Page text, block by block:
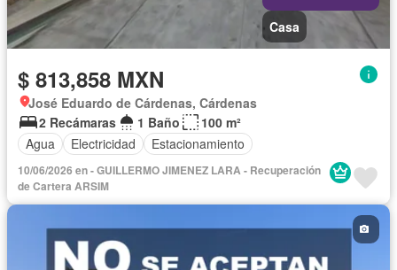
Casa
$ 813,858 MXN
José Eduardo de Cárdenas, Cárdenas
2 Recámaras
1 Baño
100 m²
Agua
Electricidad Estacionamiento
10/06/2026 en - GUILLERMO JIMENEZ LARA - Recuperación
de Cartera ARSIM